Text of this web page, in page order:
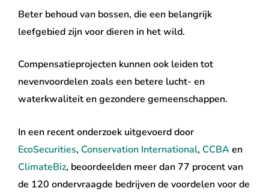
Beter behoud van bossen, die een belangrijk
leefgebied zijn voor dieren in het wild.
Compensatieprojecten kunnen ook leiden tot
nevenvoordelen zoals een betere lucht- en
waterkwaliteit en gezondere gemeenschappen.
In een recent onderzoek uitgevoerd door
EcoSecurities, Conservation International, CCBAen
ClimateBiz, beoordeelden meer dan 77 procent van
de 120 ondervraagde bedrijven de voordelen voor de